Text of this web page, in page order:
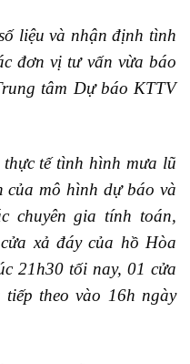
liệuvà nhận định tình
đơn vị tư vấn vừa báo
tâm Dự báo KTTV
thực tế tình hình mưa lũ
của mô hình dự báo và
chuyên gia tính toán,
xả đáy của hồ Hòa
21h30 tối nay, 01 cửa
theo vào 16h ngày